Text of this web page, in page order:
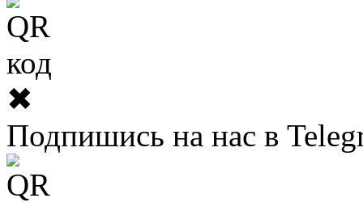
✖
Подпишись на нас в